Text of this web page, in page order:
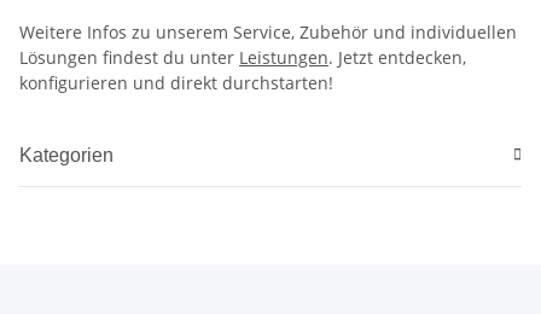
Weitere Infos zu unserem Service, Zubehör und individuellen
Lösungen findest du unter Leistungen. Jetzt entdecken,
konfigurieren und direkt durchstarten!
Kategorien